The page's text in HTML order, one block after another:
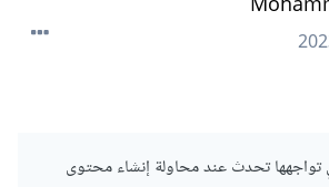
تواجهها تحدث عند محاولة إنشاء محتوى